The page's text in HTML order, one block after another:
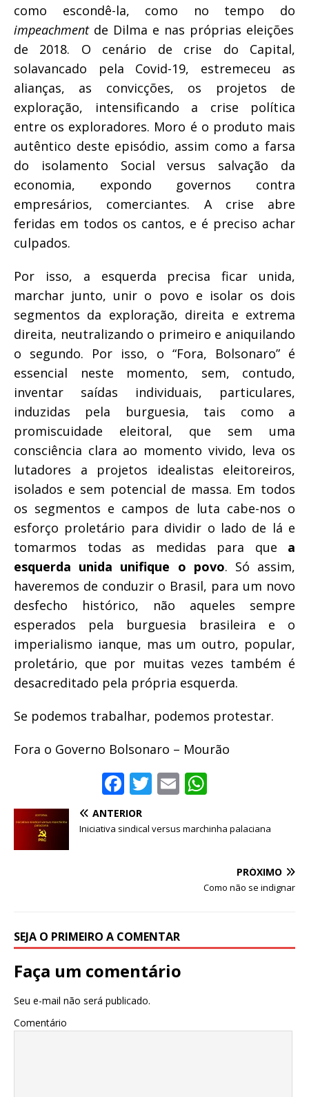
como escondê-la, como no tempo do
impeachmentde Dilma e nas próprias eleições
de 2018. O cenário de crise do Capital,
solavancado pela Covid-19, estremeceu as
alianças, as convicções, os projetos de
exploração, intensificando a crise política
entre os exploradores. Moro é o produto mais
autêntico deste episódio, assim como a farsa
do isolamento Social versus salvação da
economia, expondo governos contra
empresários, comerciantes. A crise abre
feridas em todos os cantos, e é preciso achar
culpados.
Por isso, a esquerda precisa ficar unida,
marchar junto, unir o povo e isolar os dois
segmentos da exploração, direita e extrema
direita, neutralizando o primeiro e aniquilando
o segundo. Por isso, o “Fora, Bolsonaro” é
essencial neste momento, sem, contudo,
inventar saídas individuais, particulares,
induzidas pela burguesia, tais como a
promiscuidade eleitoral, que sem uma
consciência clara ao momento vivido, leva os
lutadores a projetos idealistas eleitoreiros,
isolados e sem potencial de massa. Em todos
os segmentos e campos de luta cabe-nos o
esforço proletário para dividir o lado de lá e
tomarmos todas as medidas para que a
esquerda unida unifique o povo. Só assim,
haveremos de conduzir o Brasil, para um novo
desfecho histórico, não aqueles sempre
esperados pela burguesia brasileira e o
imperialismo ianque, mas um outro, popular,
proletário, que por muitas vezes também é
desacreditado pela própria esquerda.
Se podemos trabalhar, podemos protestar.
Fora o Governo Bolsonaro – Mourão
F
a
c
k
T
it
E
ai at
p
ANTERIOR
Iniciativa sindical versus marchinha palaciana
PRÓXIMO
Como não se indignar
SEJA O PRIMEIRO A COMENTAR
Faça um comentário
Seu e-mail não será publicado.
Comentário